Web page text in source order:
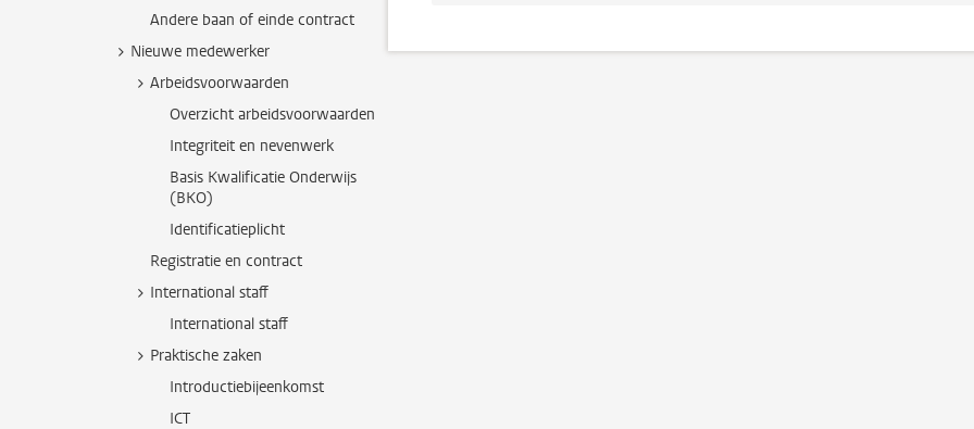
Andere baan of einde contract
Nieuwe medewerker
Arbeidsvoorwaarden
Overzicht arbeidsvoorwaarden
Integriteit en nevenwerk
Basis Kwalificatie Onderwijs
(BKO)
Identificatieplicht
Registratie en contract
International staff
International staff
Praktische zaken
Introductiebijeenkomst
ICT